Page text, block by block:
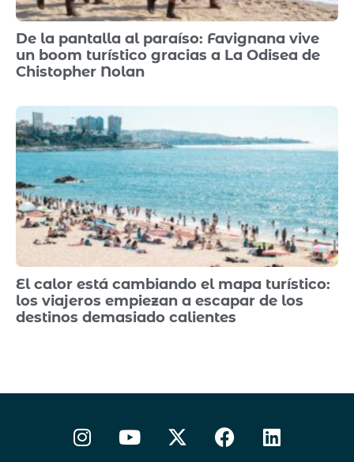
De la pantalla al paraíso: Favignana vive
un boom turístico gracias a La Odisea de
Chistopher Nolan
El calor está cambiando el mapa turístico:
los viajeros empiezan a escapar de los
destinos demasiado calientes